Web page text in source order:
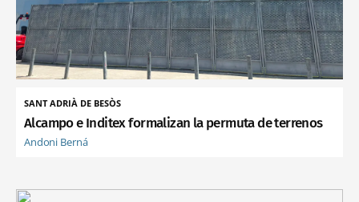
SANT ADRIÀ DE BESÒS
Alcampo e Inditex formalizan la permuta de terrenos
Andoni Berná